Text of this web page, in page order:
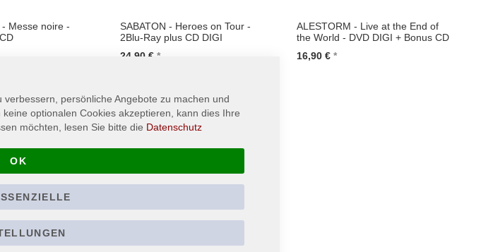
- Messe noire -
SABATON - Heroes on Tour -
2Blu-Ray plus CD DIGI
24,90 €
ALESTORM - Live at the End of
the World - DVD DIGI + Bonus CD
16,90 €
persönliche Angebote zu machen und
optionalen Cookies akzeptieren, kann dies Ihre
möchten, lesen Sie bitte die Datenschutz
OK